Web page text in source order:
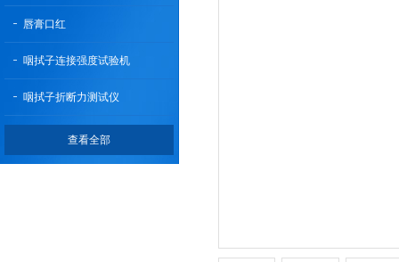
唇膏口红
咽拭子连接强度试验机
咽拭子折断力测试仪
查看全部